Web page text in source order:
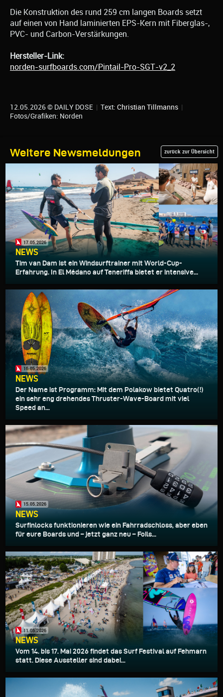
Die Konstruktion des rund 259 cm langen Boards setzt
auf einen von Hand laminierten EPS-Kern mit Fiberglas-,
PVC- und Carbon-Verstärkungen.
Hersteller-Link:
norden-surfboards.com/Pintail-Pro-SGT-v2_2
12.05.2026 © DAILY DOSE | Text: Christian Tillmanns |
Fotos/Grafiken: Norden
Weitere Newsmeldungen zurück zur Übersicht
17.05.2026
NEWS
Tim van Dam ist ein Windsurftrainer mit World-Cup-
Erfahrung. In El Médano auf Teneriffa bietet er intensive...
16.05.2026
NEWS
Der Name ist Programm: Mit dem Polakow bietet Quatro(!)
ein sehr eng drehendes Thruster-Wave-Board mit viel
Speed an...
15.05.2026
NEWS
Surfinlocks funktionieren wie ein Fahrradschloss, aber eben
für eure Boards und – jetzt ganz neu – Foils...
11.05.2026
NEWS
Vom 14. bis 17. Mai 2026 findet das Surf Festival auf Fehmarn
statt. Diese Aussteller sind dabei...